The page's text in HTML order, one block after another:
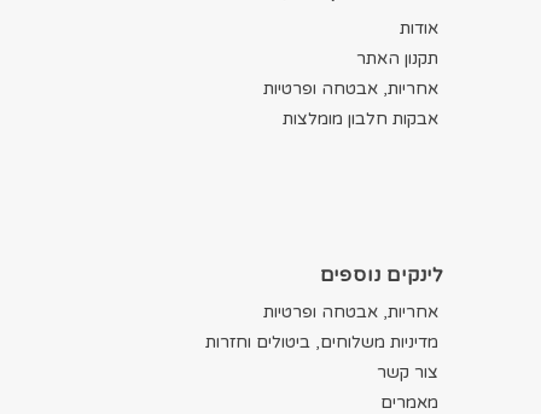
אודות
תקנון האתר
אחריות, אבטחה ופרטיות
אבקות חלבון מומלצות
לינקים נוספים
אחריות, אבטחה ופרטיות
מדיניות משלוחים, ביטולים וחזרות
צור קשר
מאמרים